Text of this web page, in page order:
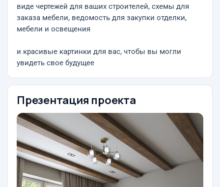
виде чертежей для ваших строителей, схемы для
заказа мебели, ведомость для закупки отделки,
мебели и освещения
и красивые картинки для вас, чтобы вы могли
увидеть свое будущее
Презентация проекта